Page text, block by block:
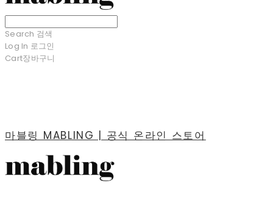
Search 검색
Log In 로그인
Cart장바구니
마블링 MABLING | 공식 온라인 스토어